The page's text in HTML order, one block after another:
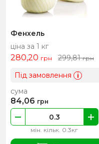
Фенхель
ціна за 1 кг
280,20 грн 299,81грн
Під замовлення i
мін. кільк. 0.3кг
сума
84,06 грн